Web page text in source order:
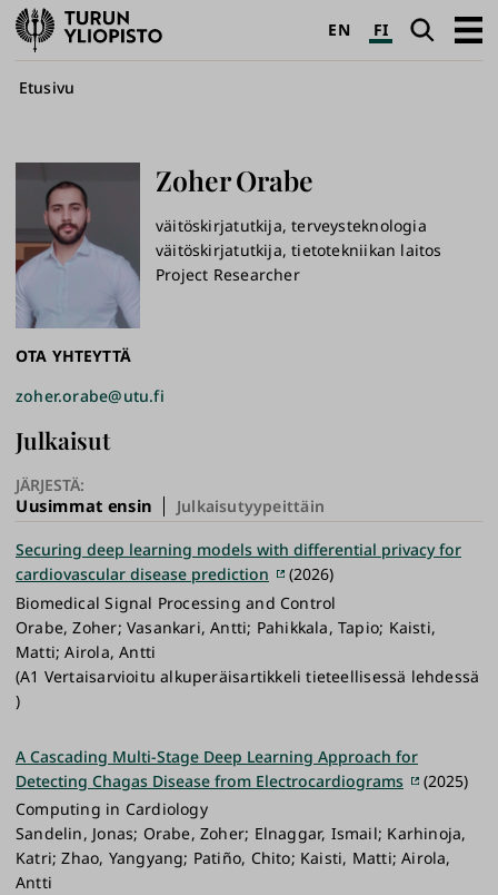
Turun
yliopisto
EN FI Haku
Avaa
Murupolku
Etusivu
ZoherOrabe
väitöskirjatutkija, terveysteknologia
väitöskirjatutkija, tietotekniikan laitos
Project Researcher
OTA YHTEYTTÄ
zoher.orabe@utu.fi
Julkaisut
JÄRJESTÄ:
Uusimmat ensin Julkaisutyypeittäin
Securing deep learning models with differential privacy for
cardiovascular disease prediction
(2026)
Biomedical Signal Processing and Control
Orabe, Zoher; Vasankari, Antti; Pahikkala, Tapio; Kaisti,
Matti; Airola, Antti
(A1 Vertaisarvioitu alkuperäisartikkeli tieteellisessä lehdessä
)
A Cascading Multi-Stage Deep Learning Approach for
Detecting Chagas Disease from Electrocardiograms
(2025)
Computing in Cardiology
Sandelin, Jonas; Orabe, Zoher; Elnaggar, Ismail; Karhinoja,
Katri; Zhao, Yangyang; Patiño, Chito; Kaisti, Matti; Airola,
Antti